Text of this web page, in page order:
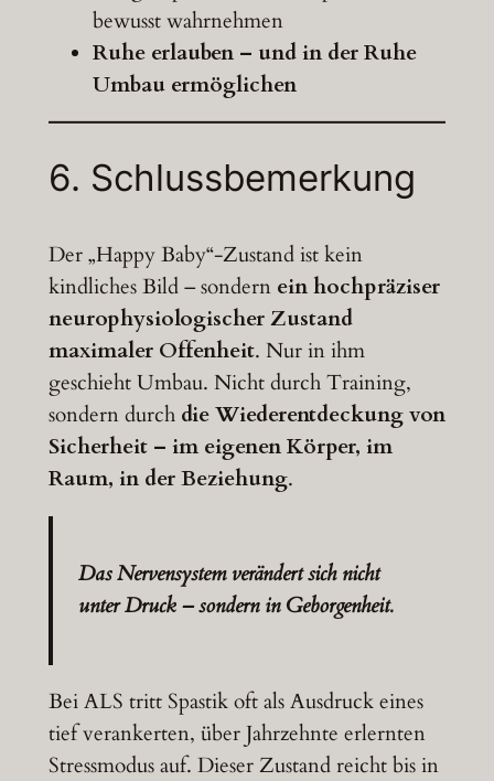
bewusst wahrnehmen
Ruhe erlauben – und in der Ruhe
Umbau ermöglichen
6. Schlussbemerkung
Der „Happy Baby“-Zustand ist kein
kindliches Bild – sondern ein hochpräziser
neurophysiologischer Zustand
maximaler Offenheit. Nur in ihm
geschieht Umbau. Nicht durch Training,
sondern durch die Wiederentdeckung von
Sicherheit – im eigenen Körper, im
Raum, in der Beziehung.
Das Nervensystem verändert sich nicht
unter Druck – sondern in Geborgenheit.
Bei ALS tritt Spastik oft als Ausdruck eines
tief verankerten, über Jahrzehnte erlernten
Stressmodus auf. Dieser Zustand reicht bis in